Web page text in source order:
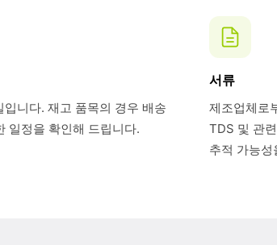
니다. 재고 품목의 경우 배송
일정을 확인해 드립니다.
서류
제조업체로
TDS 및 관
추적 가능